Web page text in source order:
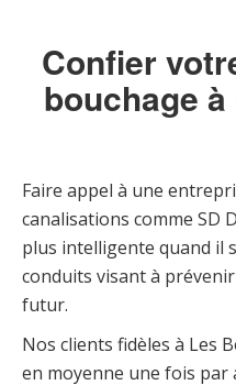
Confier
bouchage
Faire appel à une
canalisations comme SD
plus intelligente quand il
conduits visant à
futur.
Nos clients fidèles à Les
en moyenne une fois